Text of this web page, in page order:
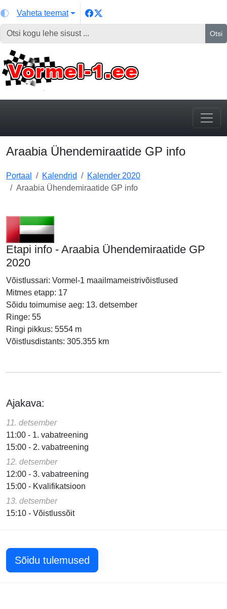
Vaheta teemat
Otsi
Araabia Ühendemiraatide GP info
Portaal Kalendrid
Kalender 2020
Araabia Ühendemiraatide GP info
Etapi info - Araabia Ühendemiraatide GP
2020
Võistlussari: Vormel-1 maailmameistrivõistlused
Mitmes etapp: 17
Sõidu toimumise aeg: 13. detsember
Ringe: 55
Ringi pikkus: 5554 m
Võistlusdistants: 305.355 km
Ajakava:
11. detsember
11:00 - 1. vabatreening
15:00 - 2. vabatreening
12. detsember
12:00 - 3. vabatreening
15:00 - Kvalifikatsioon
13. detsember
15:10 - Võistlussõit
Sõidu tulemused